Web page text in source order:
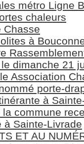
métro Ligne
chaleurs
Chasse
à
dimanche 21
Association
porte-
à
commune
à Sainte-Livrade
ET AU